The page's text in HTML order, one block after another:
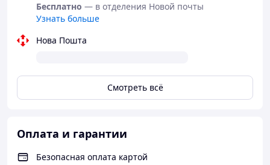
Бесплатно — в отделения Новой почты
Узнать больше
Нова Пошта
Смотреть всё
Оплата и гарантии
Безопасная оплата картой